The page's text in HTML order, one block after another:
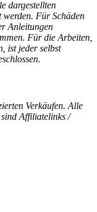
dargestellten
Für Schäden
Anleitungen
Für die Arbeiten,
ist jeder selbst
Verkäufen. Alle
Affiliatelinks /